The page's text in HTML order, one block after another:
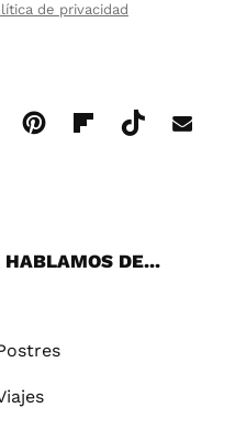
de privacidad
DE...